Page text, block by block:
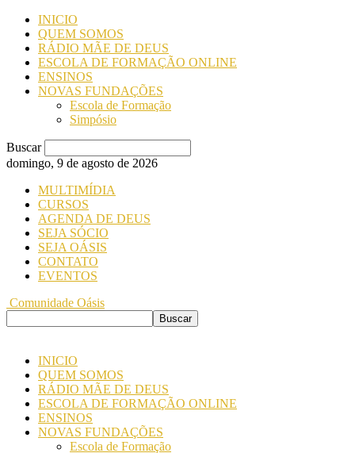
INICIO
QUEM SOMOS
RÁDIO MÃE DE DEUS
ESCOLA DE FORMAÇÃO ONLINE
ENSINOS
NOVAS FUNDAÇÕES
Escola de Formação
Simpósio
Buscar
domingo, 9 de agosto de 2026
MULTIMÍDIA
CURSOS
AGENDA DE DEUS
SEJA SÓCIO
SEJA OÁSIS
CONTATO
EVENTOS
Comunidade Oásis
INICIO
QUEM SOMOS
RÁDIO MÃE DE DEUS
ESCOLA DE FORMAÇÃO ONLINE
ENSINOS
NOVAS FUNDAÇÕES
Escola de Formação